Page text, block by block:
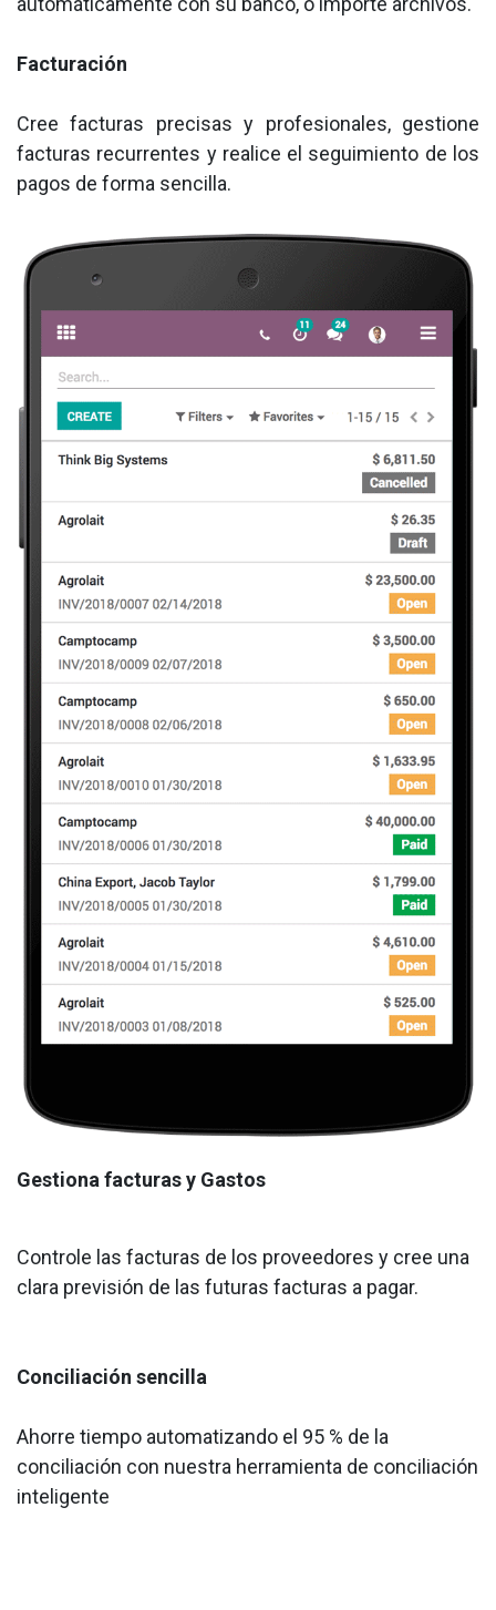
Facturación
Cree facturas precisas y profesionales, gestione
facturas recurrentes y realice el seguimiento de los
pagos de forma sencilla.
Gestiona facturas y Gastos
Controle las facturas de los proveedores y cree una
clara previsión de las futuras facturas a pagar.
Conciliación sencilla
Ahorre tiempo automatizando el 95 % de la
conciliación con nuestra herramienta de conciliación
inteligente